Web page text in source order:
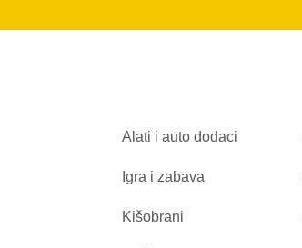
Alati i auto dodaci
Igra i zabava
Kišobrani